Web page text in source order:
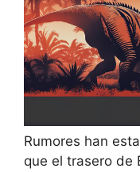
Rumores han
que el trasero de